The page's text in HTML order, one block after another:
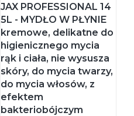
JAX PROFESSIONAL 14
5L - MYDŁO W PŁYNIE
kremowe, delikatne do
higienicznego mycia
rąk i ciała, nie wysusza
skóry, do mycia twarzy,
do mycia włosów, z
efektem
bakteriobójczym